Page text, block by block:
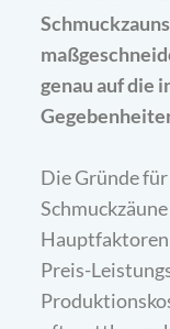
genau auf die
Die Gründe
Hauptfaktoren
Preis-